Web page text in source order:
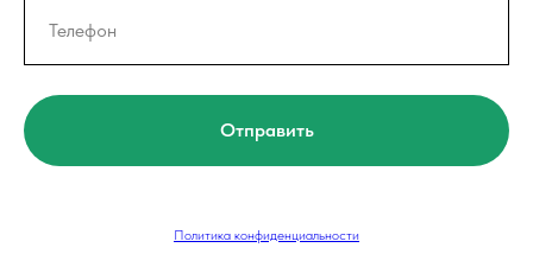
Отправить
Политика конфиденциальности